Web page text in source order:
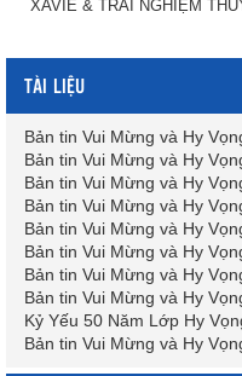
XAVIE & TRẢI NGHIỆM
TÀI LIỆU
Bản tin Vui Mừng và Hy
Bản tin Vui Mừng và Hy
Bản tin Vui Mừng và Hy
Bản tin Vui Mừng và Hy
Bản tin Vui Mừng và Hy
Bản tin Vui Mừng và Hy
Bản tin Vui Mừng và Hy
Bản tin Vui Mừng và Hy
Kỷ Yếu 50 Năm Lớp Hy
Bản tin Vui Mừng và Hy